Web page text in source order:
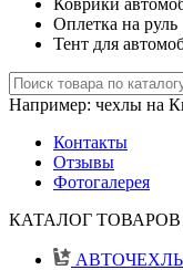
Коврики
Оплетка на руль
Тент для
Например: чехлы на
Контакты
Отзывы
Фотогалерея
КАТАЛОГ ТОВАРОВ